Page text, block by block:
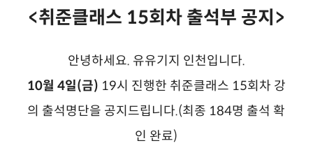
<취준클래스 15회차 출석부 공지>
안녕하세요. 유유기지 인천입니다.
10월 4일(금) 19시 진행한 취준클래스 15회차 강
의 출석명단을 공지드립니다.(최종 184명 출석 확
인 완료)